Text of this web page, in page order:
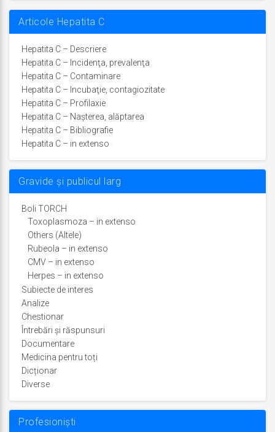
Articole Hepatita C
Hepatita C – Descriere
Hepatita C – Incidenţa, prevalenţa
Hepatita C – Contaminare
Hepatita C – Incubaţie, contagiozitate
Hepatita C – Profilaxie
Hepatita C – Naşterea, alăptarea
Hepatita C – Bibliografie
Hepatita C – in extenso
Gravide și publicul larg
Boli TORCH
Toxoplasmoza – in extenso
Others (Altele)
Rubeola – in extenso
CMV – in extenso
Herpes – in extenso
Subiecte de interes
Analize
Chestionar
Întrebări şi răspunsuri
Documentare
Medicina pentru toți
Dicționar
Diverse
Profesioniști